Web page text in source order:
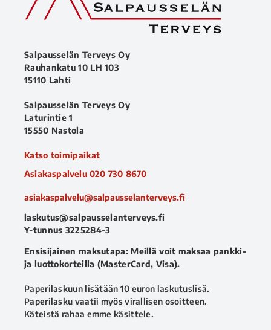
Salpausselän Terveys Oy
Rauhankatu 10 LH 103
15110 Lahti
Salpausselän Terveys Oy
Laturintie 1
15550 Nastola
Katso toimipaikat
Asiakaspalvelu 020 730 8670
asiakaspalvelu@salpausselanterveys.fi
laskutus@salpausselanterveys.fi
Y-tunnus 3225284-3
Ensisijainen maksutapa: Meillä voit maksaa pankki-
ja luottokorteilla (MasterCard, Visa).
Paperilaskuun lisätään 10 euron laskutuslisä.
Paperilasku vaatii myös virallisen osoitteen.
Käteistä rahaa emme käsittele.